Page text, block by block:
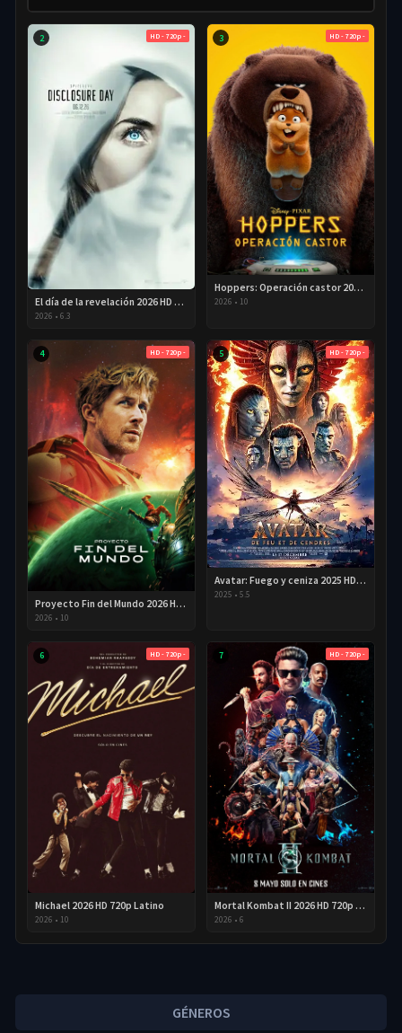
2 HD - 720p -
El día de la revelación 2026 HD 720P Latino
2026 • 6.3
3 HD - 720p -
Hoppers: Operación castor 2026 HD 720p Latino
2026 • 10
4 HD - 720p -
Proyecto Fin del Mundo 2026 HD 720p Latino
2026 • 10
5 HD - 720p -
Avatar: Fuego y ceniza 2025 HD 720p Latino
2025 • 5.5
6 HD - 720p -
Michael 2026 HD 720p Latino
2026 • 10
7 HD - 720p -
Mortal Kombat II 2026 HD 720p Latino
2026 • 6
GÉNEROS